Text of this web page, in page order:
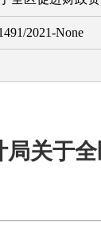
2021-None
局关于